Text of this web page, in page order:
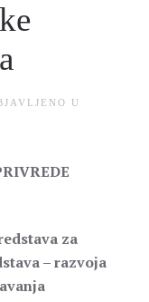
U
za
– razvoja